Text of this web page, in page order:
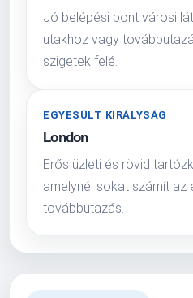
Jó belépési pont városi
utakhoz vagy
szigetek felé.
EGYESÜLT KIRÁLYSÁG
London
Erős üzleti és rövid
amelynél sokat számít az
továbbutazás.